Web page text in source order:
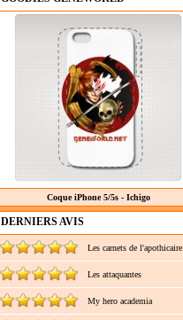
Coque iPhone 5/5s - Ichigo
DERNIERS AVIS
Les carnets de l'apothicaire
Les attaquantes
My hero academia